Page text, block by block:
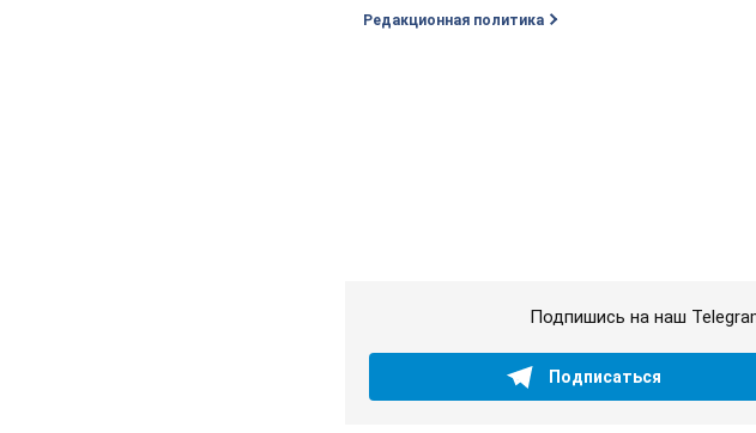
Редакционная политика
Подпишись на наш
Подписаться